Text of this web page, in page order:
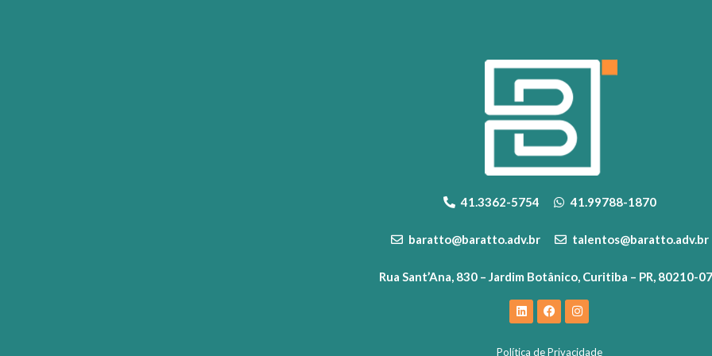
41.3362-5754 41.99788-1870
baratto@baratto.adv.br talentos@baratto.adv.br
Rua Sant’Ana, 830 – Jardim Botânico, Curitiba – PR, 80210-
Política de Privacidade